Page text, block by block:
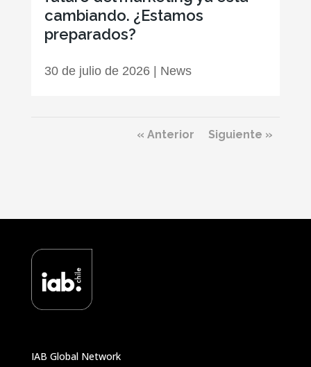
cambiando. ¿Estamos
preparados?
30 de julio de 2026| News
« Anterior Siguiente »
IAB Global Network